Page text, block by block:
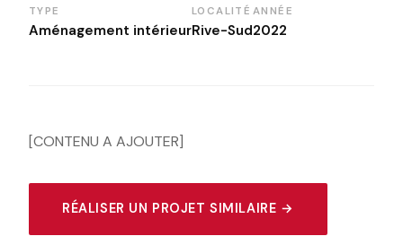
TYPE
Aménagement intérieur
LOCALITÉ
Rive-Sud
ANNÉE
2022
[CONTENU A AJOUTER]
RÉALISER UN PROJET SIMILAIRE →